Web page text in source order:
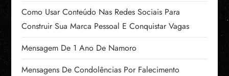
Como Usar Conteúdo Nas Redes Sociais Para
Construir Sua Marca Pessoal E Conquistar Vagas
Mensagem De 1 Ano De Namoro
Mensagens De Condolências Por Falecimento